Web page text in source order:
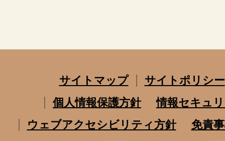
サイトマップ
サイトポリシー
個人情報保護方針
情報セキュ
ウェブアクセシビリティ方針
免責